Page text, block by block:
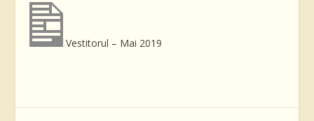
Vestitorul – Mai 2019